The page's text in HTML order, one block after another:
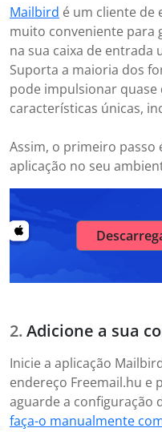
Mailbird é um cliente de
muito conveniente para
na sua caixa de entrada
Suporta a maioria dos
pode impulsionar
características únicas,
Assim, o primeiro passo
aplicação no seu
Adicione a sua
Inicie a aplicação
endereço Freemail.hu e
aguarde a configuração
faça-o manualmente